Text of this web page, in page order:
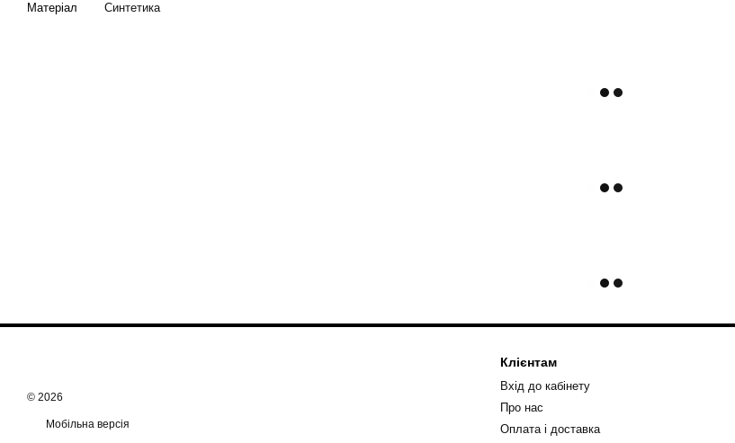
Матеріал
Синтетика
© 2026
Мобільна версія
Клієнтам
Вхід до кабінету
Про нас
Оплата і доставка